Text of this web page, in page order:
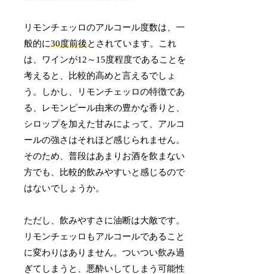
リモンチェッロのアルコール度数は、一
般的に30度前後とされています。これ
は、ワインが12～15度程度であることを
考えると、比較的高めと言えるでしょ
う。しかし、リモンチェッロの特徴であ
る、レモンピール由来の豊かな香りと、
シロップを加えた甘みによって、アルコ
ールの強さはそれほど感じられません。
そのため、普段はあまりお酒を飲まない
方でも、比較的飲みやすいと感じるので
はないでしょうか。
ただし、飲みやすさに油断は大敵です。
リモンチェッロもアルコールであること
に変わりはありません。ついつい飲み過
ぎてしまうと、悪酔いしてしまう可能性